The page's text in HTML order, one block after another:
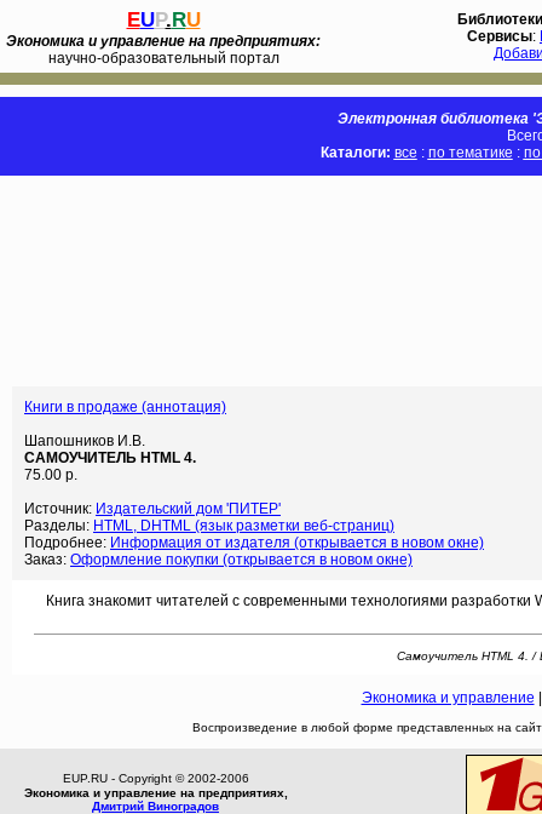
EUP.RU
Экономика и управление на предприятиях:
научно-образовательный портал
Библиотеки
Сервисы:
Электронная библиотека
Каталоги: все : по тематике :
Книги в продаже (аннотация)
Шапошников И.В.
САМОУЧИТЕЛЬ HTML 4.
75.00 р.
Источник: Издательский дом 'ПИТЕР'
Разделы: HTML, DHTML (язык разметки веб-страниц)
Подробнее: Информация от издателя (открывается в новом окне)
Заказ: Оформление покупки (открывается в новом окне)
Книга знакомит читателей с современными технологиями разработки
Самоучитель HTML 4.
Экономика и управление
Воспроизведение в любой форме представленных на
EUP.RU - Copyright © 2002-2006
Экономика и управление на предприятиях,
Дмитрий Виноградов